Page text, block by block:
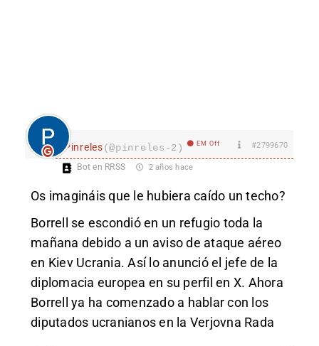
Pinreles(@pinreles-2) EM Off #2799670
Bot en RRSS 2 años hace
Os imagináis que le hubiera caído un techo?
Borrell se escondió en un refugio toda la
mañana debido a un aviso de ataque aéreo
en Kiev Ucrania. Así lo anunció el jefe de la
diplomacia europea en su perfil en X. Ahora
Borrell ya ha comenzado a hablar con los
diputados ucranianos en la Verjovna Rada